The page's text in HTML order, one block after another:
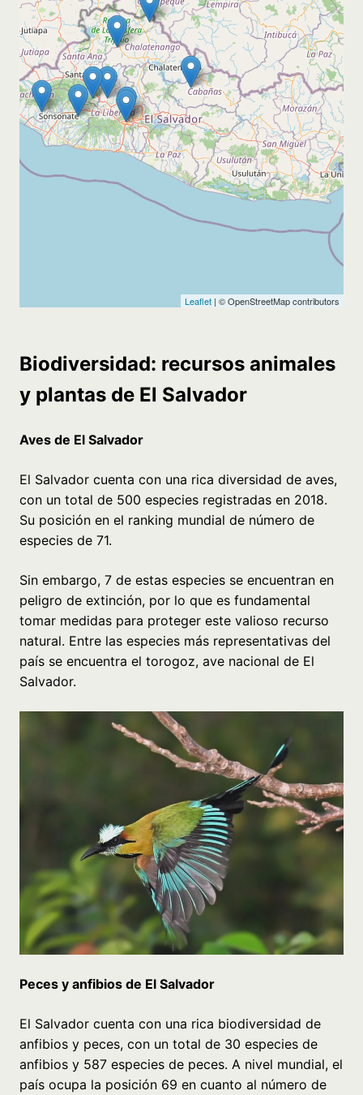
Biodiversidad: recursos animales
y plantas de El Salvador
Aves de El Salvador
El Salvador cuenta con una rica diversidad de aves,
con un total de 500 especies registradas en 2018.
Su posición en el ranking mundial de número de
especies de 71.
Sin embargo, 7 de estas especies se encuentran en
peligro de extinción, por lo que es fundamental
tomar medidas para proteger este valioso recurso
natural. Entre las especies más representativas del
país se encuentra el torogoz, ave nacional de El
Salvador.
Peces y anfibios de El Salvador
El Salvador cuenta con una rica biodiversidad de
anfibios y peces, con un total de 30 especies de
anfibios y 587 especies de peces. A nivel mundial, el
país ocupa la posición 69 en cuanto al número de